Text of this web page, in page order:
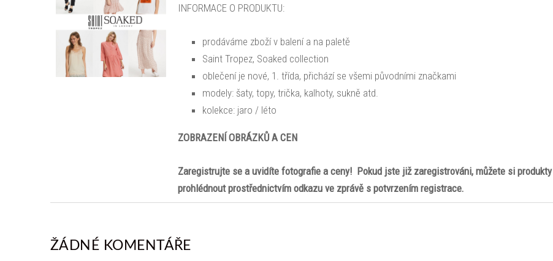
INFORMACE O PRODUKTU:
prodáváme zboží v balení a na paletě
Saint Tropez, Soaked collection
oblečení je nové, 1. třída, přichází se všemi původními značkami
modely: šaty, topy, trička, kalhoty, sukně atd.
kolekce: jaro / léto
ZOBRAZENÍ OBRÁZKŮ A CEN
Zaregistrujte se a uvidíte fotografie a ceny! Pokud jste již zaregistrováni, můžete si produkty
prohlédnout prostřednictvím odkazu ve zprávě s potvrzením registrace.
ŽÁDNÉ KOMENTÁŘE